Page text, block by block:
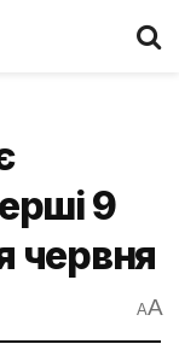
9
червня
AA